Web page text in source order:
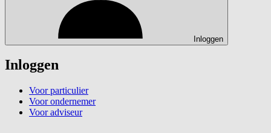
Inloggen
Inloggen
Voor particulier
Voor ondernemer
Voor adviseur